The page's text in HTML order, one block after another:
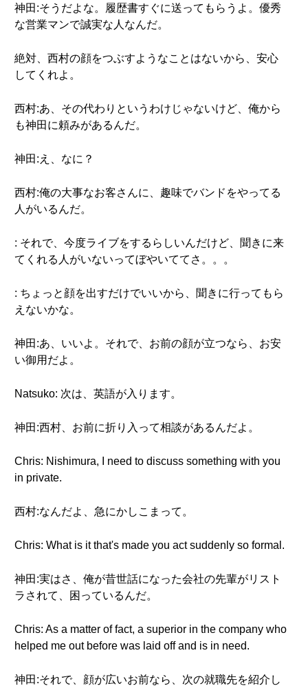
神田:そうだよな。履歴書すぐに送ってもらうよ。優秀
な営業マンで誠実な人なんだ。
絶対、西村の顔をつぶすようなことはないから、安心
してくれよ。
西村:あ、その代わりというわけじゃないけど、俺から
も神田に頼みがあるんだ。
神田:え、なに？
西村:俺の大事なお客さんに、趣味でバンドをやってる
人がいるんだ。
: それで、今度ライブをするらしいんだけど、聞きに来
てくれる人がいないってぼやいててさ。。。
: ちょっと顔を出すだけでいいから、聞きに行ってもら
えないかな。
神田:あ、いいよ。それで、お前の顔が立つなら、お安
い御用だよ。
Natsuko: 次は、英語が入ります。
神田:西村、お前に折り入って相談があるんだよ。
Chris: Nishimura, I need to discuss something with you
in private.
西村:なんだよ、急にかしこまって。
Chris: What is it that's made you act suddenly so formal.
神田:実はさ、俺が昔世話になった会社の先輩がリスト
ラされて、困っているんだ。
Chris: As a matter of fact, a superior in the company who
helped me out before was laid off and is in need.
神田:それで、顔が広いお前なら、次の就職先を紹介し